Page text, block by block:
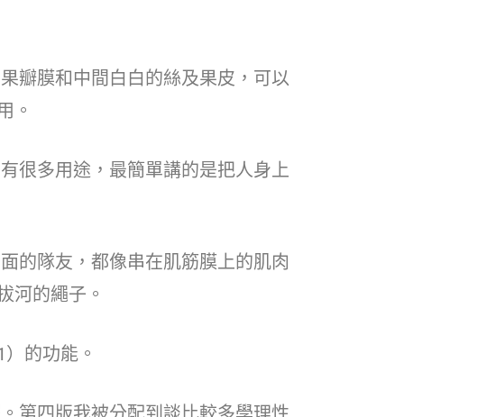
膜和中間白白的絲及果皮，可以
。
多用途，最簡單講的是把人身上
隊友，都像串在肌筋膜上的肌肉
河的繩子。
的功能。